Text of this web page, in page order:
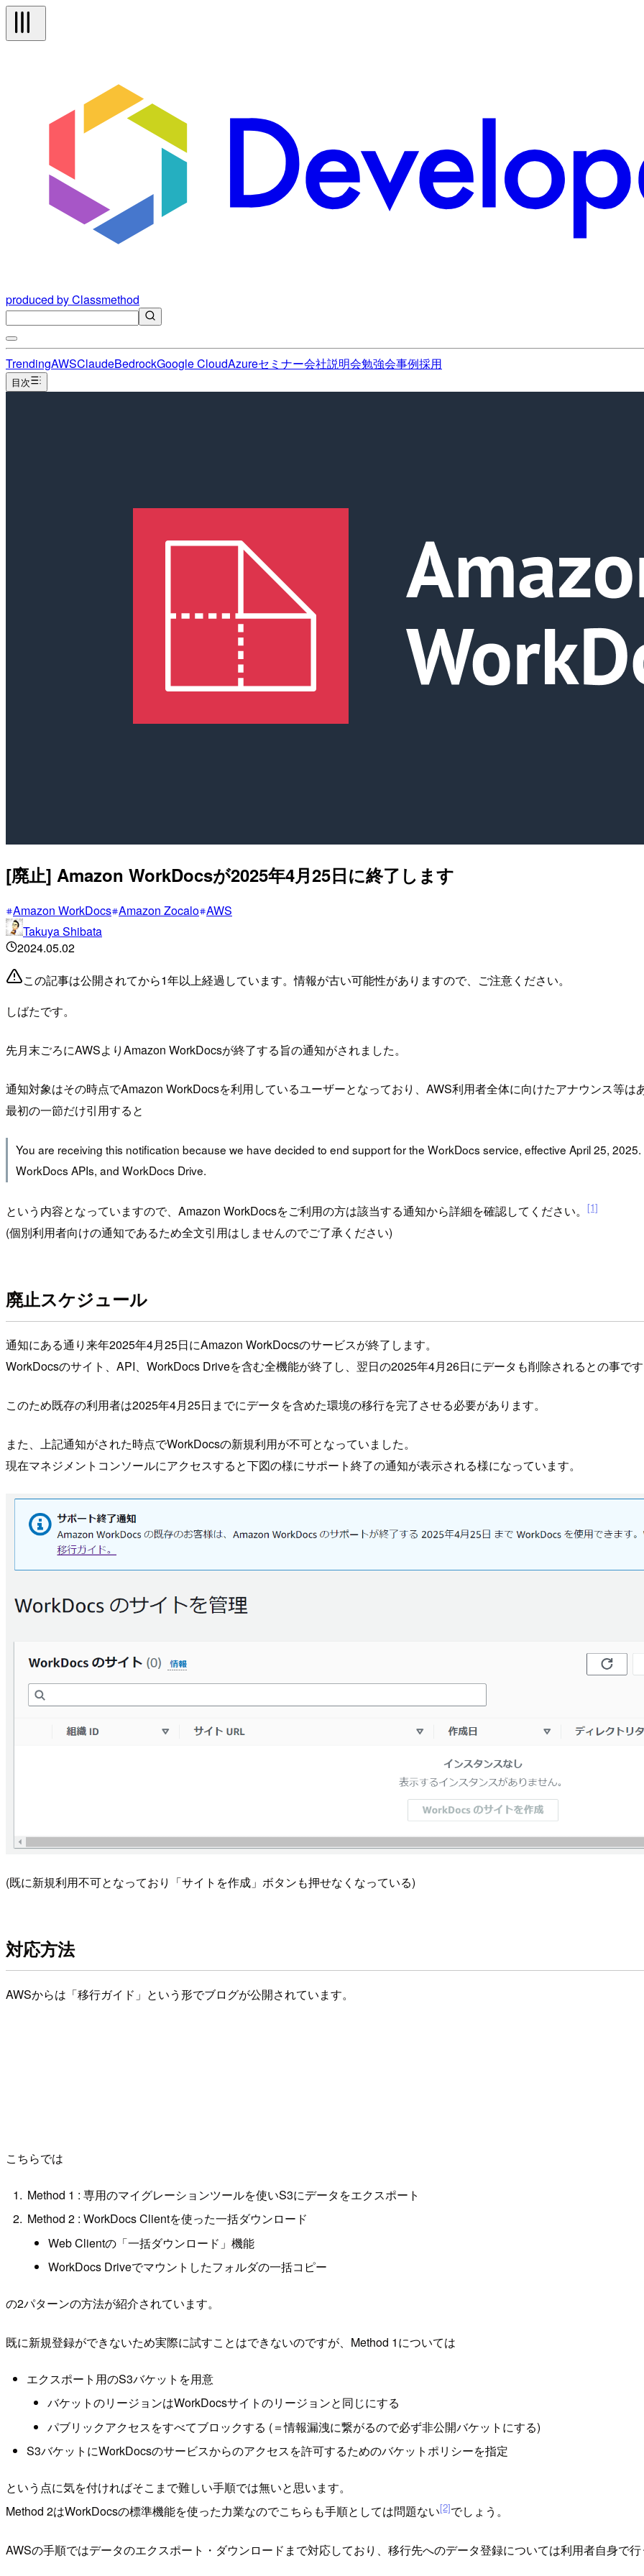
produced by Classmethod
TrendingAWSClaudeBedrockGoogle CloudAzureセミナー会社説明会勉強会事例採用
目次
[廃止] Amazon WorkDocsが2025年4月25日に終了します
Amazon WorkDocs Amazon Zocalo AWS
Takuya Shibata
2024.05.02
この記事は公開されてから1年以上経過しています。情報が古い可能性がありますので、ご注意ください。
しばたです。
先月末ごろにAWSよりAmazon WorkDocsが終了する旨の通知がされました。
通知対象はその時点でAmazon WorkDocsを利用しているユーザーとなっており、AWS利用者全体に向けたアナウンス等は
最初の一節だけ引用すると
You are receiving this notification because we have decided to end support for the WorkDocs service, effective April 25,
WorkDocs APIs, and WorkDocs Drive.
という内容となっていますので、Amazon WorkDocsをご利用の方は該当する通知から詳細を確認してください。 [1]
(個別利用者向けの通知であるため全文引用はしませんのでご了承ください)
廃止スケジュール
通知にある通り来年2025年4月25日にAmazon WorkDocsのサービスが終了します。
WorkDocsのサイト、API、WorkDocs Driveを含む全機能が終了し、翌日の2025年4月26日にデータも削除されるとの事で
このため既存の利用者は2025年4月25日までにデータを含めた環境の移行を完了させる必要があります。
また、上記通知がされた時点でWorkDocsの新規利用が不可となっていました。
現在マネジメントコンソールにアクセスすると下図の様にサポート終了の通知が表示される様になっています。
(既に新規利用不可となっており「サイトを作成」ボタンも押せなくなっている)
対応方法
AWSからは「移行ガイド」という形でブログが公開されています。
こちらでは
Method 1 : 専用のマイグレーションツールを使いS3にデータをエクスポート
Method 2 : WorkDocs Clientを使った一括ダウンロード
Web Clientの「一括ダウンロード」機能
WorkDocs Driveでマウントしたフォルダの一括コピー
の2パターンの方法が紹介されています。
既に新規登録ができないため実際に試すことはできないのですが、Method 1については
エクスポート用のS3バケットを用意
バケットのリージョンはWorkDocsサイトのリージョンと同じにする
パブリックアクセスをすべてブロックする (＝情報漏洩に繋がるので必ず非公開バケットにする)
S3バケットにWorkDocsのサービスからのアクセスを許可するためのバケットポリシーを指定
という点に気を付ければそこまで難しい手順では無いと思います。
Method 2はWorkDocsの標準機能を使った力業なのでこちらも手順としては問題ない[2]でしょう。
AWSの手順ではデータのエクスポート・ダウンロードまで対応しており、移行先へのデータ登録については利用者自身で